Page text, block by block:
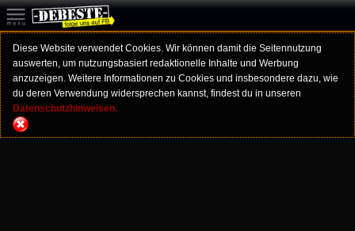
Diese Website verwendet Cookies. Wir können damit die Seitennutzung
auswerten, um nutzungsbasiert redaktionelle Inhalte und Werbung
anzuzeigen. Weitere Informationen zu Cookies und insbesondere dazu, wie
du deren Verwendung widersprechen kannst, findest du in unseren
Datenschutzhinweisen.